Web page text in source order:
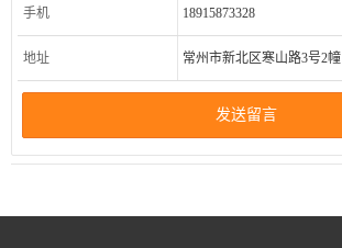
手机 18915873328
地址 常州市新北区寒山路3号2幢
发送留言